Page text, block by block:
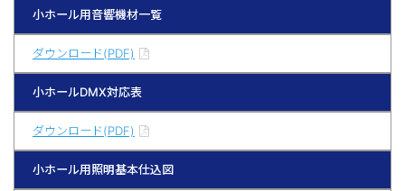
小ホール用音響機材一覧
ダウンロード(PDF)
小ホールDMX対応表
ダウンロード(PDF)
小ホール用照明基本仕込図